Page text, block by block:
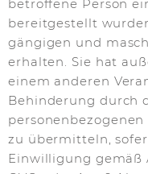
betroffene Person
bereitgestellt
gängigen und
erhalten. Sie hat
einem anderen
Behinderung durch
zu übermitteln,
Einwilligung gemäß